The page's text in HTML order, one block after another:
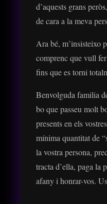
d’aquests grans
de cara a la meva
Ara bé, m’insisteixo
comprenc que vull
fins que es torni
Benvolguda familia
bo que passeu molt
presents en els
mínima quantitat de
la vostra persona,
tracta d’ella, paga la
afany i honrar-vos.